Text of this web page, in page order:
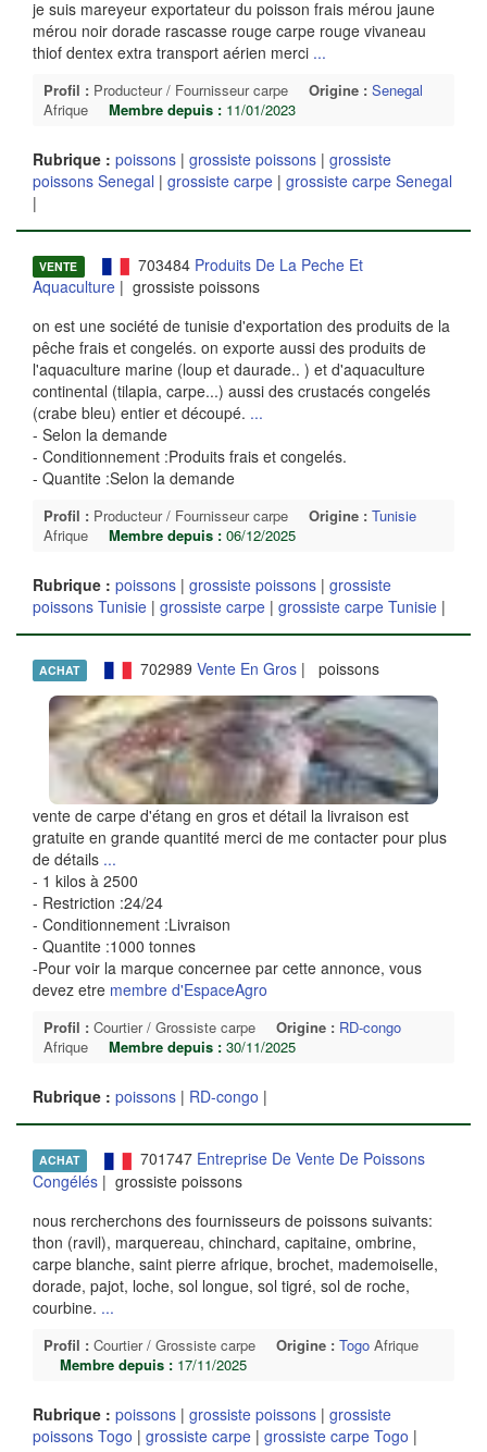
je suis mareyeur exportateur du poisson frais mérou jaune
mérou noir dorade rascasse rouge carpe rouge vivaneau
thiof dentex extra transport aérien merci ...
Profil : Producteur / Fournisseur carpe Origine : Senegal
Afrique
Membre depuis : 11/01/2023
Rubrique : poissons | grossiste poissons | grossiste
poissons Senegal | grossiste carpe | grossiste carpe Senegal
|
VENTE 703484 Produits De La Peche Et
Aquaculture | grossiste poissons
on est une société de tunisie d'exportation des produits de la
pêche frais et congelés. on exporte aussi des produits de
l'aquaculture marine (loup et daurade.. ) et d'aquaculture
continental (tilapia, carpe...) aussi des crustacés congelés
(crabe bleu) entier et découpé. ...
- Selon la demande
- Conditionnement :Produits frais et congelés.
- Quantite :Selon la demande
Profil : Producteur / Fournisseur carpe Origine : Tunisie
Afrique
Membre depuis : 06/12/2025
Rubrique : poissons | grossiste poissons | grossiste
poissons Tunisie | grossiste carpe | grossiste carpe Tunisie |
ACHAT 702989 Vente En Gros| poissons
vente de carpe d'étang en gros et détail la livraison est
gratuite en grande quantité merci de me contacter pour plus
de détails ...
- 1 kilos à 2500
- Restriction :24/24
- Conditionnement :Livraison
- Quantite :1000 tonnes
-Pour voir la marque concernee par cette annonce, vous
devez etre membre d'EspaceAgro
Profil : Courtier / Grossiste carpe Origine : RD-congo
Afrique
Membre depuis : 30/11/2025
Rubrique : poissons | RD-congo |
ACHAT 701747 Entreprise De Vente De Poissons
Congélés | grossiste poissons
nous rercherchons des fournisseurs de poissons suivants:
thon (ravil), marquereau, chinchard, capitaine, ombrine,
carpe blanche, saint pierre afrique, brochet, mademoiselle,
dorade, pajot, loche, sol longue, sol tigré, sol de roche,
courbine. ...
Profil : Courtier / Grossiste carpe Origine : Togo Afrique
Membre depuis : 17/11/2025
Rubrique : poissons | grossiste poissons | grossiste
poissons Togo | grossiste carpe | grossiste carpe Togo |